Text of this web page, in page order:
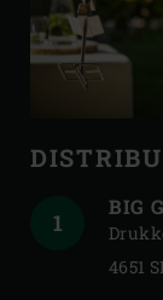
BIG
4651